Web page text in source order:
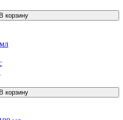
В корзину
В корзину